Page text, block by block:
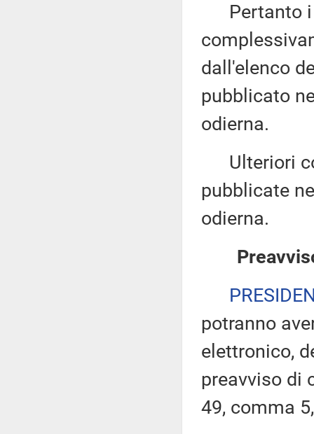
Pertanto i
dall'elenco
pubblicato
odierna.
Ulteriori
pubblicate
odierna.
potranno
elettronico,
preavviso di
49, comma